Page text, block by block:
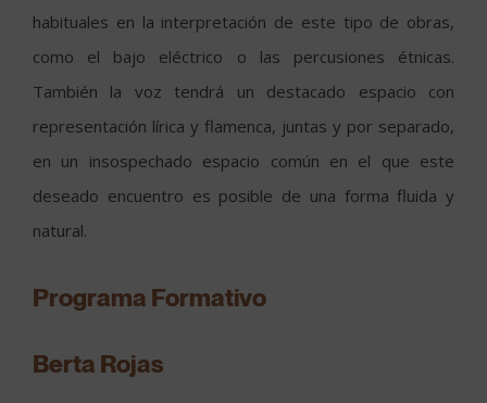
habituales en la interpretación de este tipo de obras,
como el bajo eléctrico o las percusiones étnicas.
También la voz tendrá un destacado espacio con
representación lírica y flamenca, juntas y por separado,
en un insospechado espacio común en el que este
deseado encuentro es posible de una forma fluida y
natural.
Programa Formativo
Berta Rojas